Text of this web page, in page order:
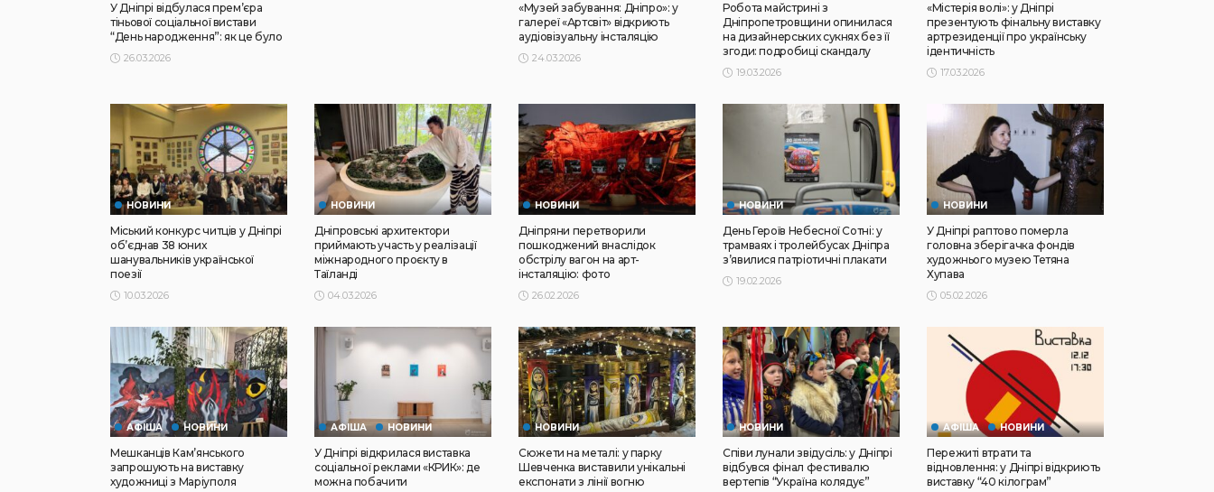
У Дніпрі відбулася прем’єра
тіньової соціальної вистави
“День народження”: як це було
26.03.2026
«Музей забування: Дніпро»: у
галереї «Артсвіт» відкриють
аудіовізуальну інсталяцію
24.03.2026
Робота майстрині з
Дніпропетровщини опинилася
на дизайнерських сукнях без її
згоди: подробиці скандалу
19.03.2026
«Містерія волі»: у Дніпрі
презентують фінальну виставку
артрезиденції про українську
ідентичність
17.03.2026
НОВИНИ
Міський конкурс читців у Дніпрі
об’єднав 38 юних
шанувальників української
поезії
10.03.2026
НОВИНИ
Дніпровські архитектори
приймають участь у реалізації
міжнародного проєкту в
Таїланді
04.03.2026
НОВИНИ
Дніпряни перетворили
пошкоджений внаслідок
обстрілу вагон на арт-
інсталяцію: фото
26.02.2026
НОВИНИ
День Героїв Небесної Сотні: у
трамваях і тролейбусах Дніпра
з’явилися патріотичні плакати
19.02.2026
НОВИНИ
У Дніпрі раптово померла
головна зберігачка фондів
художнього музею Тетяна
Хупава
05.02.2026
АФІША НОВИНИ
Мешканців Кам’янського
запрошують на виставку
художниці з Маріуполя
АФІША НОВИНИ
У Дніпрі відкрилася виставка
соціальної реклами «КРИК»: де
можна побачити
НОВИНИ
Сюжети на металі: у парку
Шевченка виставили унікальні
експонати з лінії вогню
НОВИНИ
Співи лунали звідусіль: у Дніпрі
відбувся фінал фестивалю
вертепів “Україна колядує”
АФІША НОВИНИ
Пережиті втрати та
відновлення: у Дніпрі відкриють
виставку “40 кілограм”